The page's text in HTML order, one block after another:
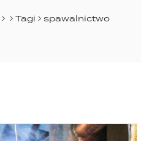
Tagi spawalnictwo